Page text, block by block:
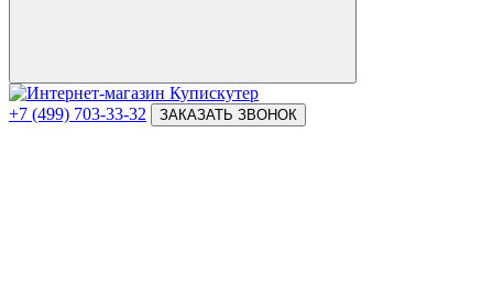
+7 (499) 703-33-32 ЗАКАЗАТЬ ЗВОНОК